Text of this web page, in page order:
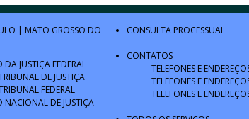
| MATO GROSSO DO
DA JUSTIÇA FEDERAL
DE JUSTIÇA
FEDERAL
NACIONAL DE JUSTIÇA
CONSULTA PROCESSUAL
CONTATOS
TELEFONES E
TELEFONES E
TELEFONES E